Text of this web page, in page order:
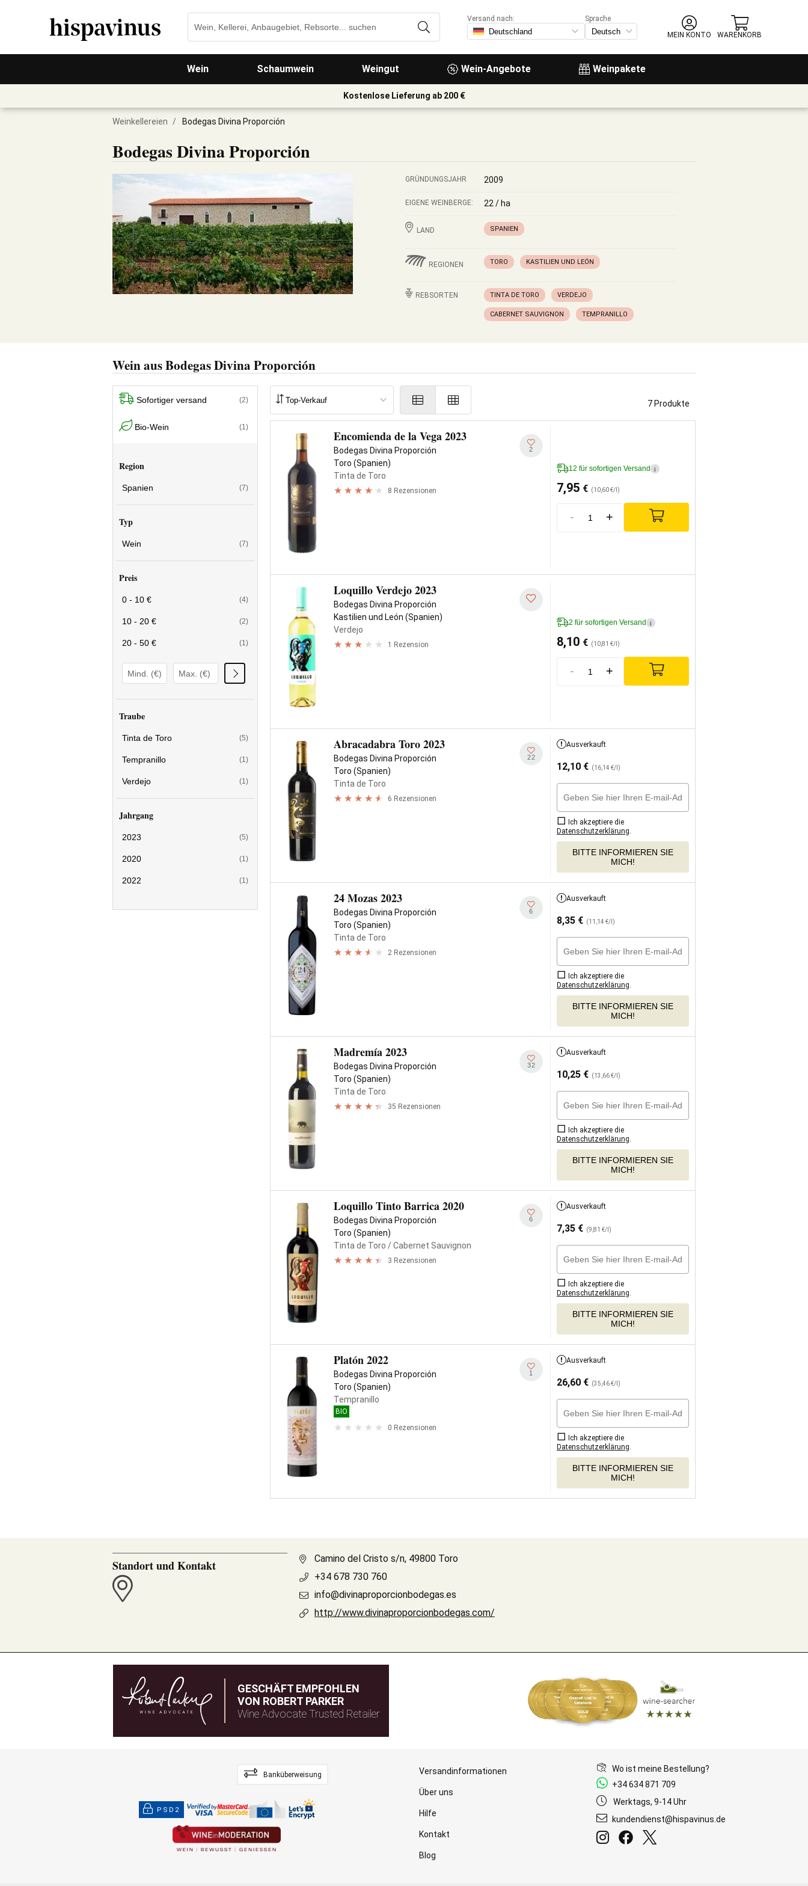
Wein Schaumwein Weingut Wein-Angebote Weinpakete
Versand nach:
Sprache
MEIN KONTO
WARENKORB
Kostenlose Lieferung ab 200 €
Weinkellereien / Bodegas Divina Proporción
Bodegas Divina Proporción
GRÜNDUNGSJAHR 2009
EIGENE WEINBERGE: 22 / ha
LAND SPANIEN
REGIONEN TORO KASTILIEN UND LEÓN
REBSORTEN TINTA DE TORO VERDEJO
CABERNET SAUVIGNON TEMPRANILLO
Wein aus Bodegas Divina Proporción
Sofortiger versand (2)
Bio-Wein (1)
Region
Spanien (7)
Typ
Wein (7)
Preis
0 - 10 € (4)
10 - 20 € (2)
20 - 50 € (1)
Traube
Tinta de Toro (5)
Tempranillo (1)
Verdejo (1)
Jahrgang
2023 (5)
2020 (1)
2022 (1)
7 Produkte
Encomienda de la Vega 2023
Bodegas Divina Proporción
Toro (Spanien)
Tinta de Toro
8 Rezensionen
2
12 für sofortigen Versand i
7,95 € (10,60 €/l)
- +
Loquillo Verdejo 2023
Bodegas Divina Proporción
Kastilien und León (Spanien)
Verdejo
1 Rezension
2 für sofortigen Versand i
8,10 € (10,81 €/l)
- +
Abracadabra Toro 2023
Bodegas Divina Proporción
Toro (Spanien)
Tinta de Toro
6 Rezensionen
22
Ausverkauft
12,10 € (16,14 €/l)
Ich akzeptiere die
Datenschutzerklärung
BITTE INFORMIEREN SIE
MICH!
24 Mozas 2023
Bodegas Divina Proporción
Toro (Spanien)
Tinta de Toro
2 Rezensionen
6
Ausverkauft
8,35 € (11,14 €/l)
Ich akzeptiere die
Datenschutzerklärung
BITTE INFORMIEREN SIE
MICH!
Madremía 2023
Bodegas Divina Proporción
Toro (Spanien)
Tinta de Toro
35 Rezensionen
32
Ausverkauft
10,25 € (13,66 €/l)
Ich akzeptiere die
Datenschutzerklärung
BITTE INFORMIEREN SIE
MICH!
Loquillo Tinto Barrica 2020
Bodegas Divina Proporción
Toro (Spanien)
Tinta de Toro / Cabernet Sauvignon
3 Rezensionen
6
Ausverkauft
7,35 € (9,81 €/l)
Ich akzeptiere die
Datenschutzerklärung
BITTE INFORMIEREN SIE
MICH!
Platón 2022
Bodegas Divina Proporción
Toro (Spanien)
Tempranillo
BIO
0 Rezensionen
1
Ausverkauft
26,60 € (35,46 €/l)
Ich akzeptiere die
Datenschutzerklärung
BITTE INFORMIEREN SIE
MICH!
Standort und Kontakt
Camino del Cristo s/n, 49800 Toro
+34 678 730 760
info@divinaproporcionbodegas.es
http://www.divinaproporcionbodegas.com/
GESCHÄFT EMPFOHLEN
VON ROBERT PARKER
Wine Advocate Trusted Retailer
Banküberweisung
PSD2
Versandinformationen
Über uns
Hilfe
Kontakt
Blog
Wo ist meine Bestellung?
+34 634 871 709
Werktags, 9-14 Uhr
kundendienst@hispavinus.de